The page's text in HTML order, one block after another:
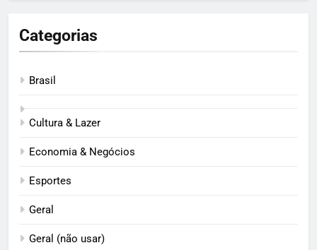
Categorias
Brasil
Cultura & Lazer
Economia & Negócios
Esportes
Geral
Geral (não usar)